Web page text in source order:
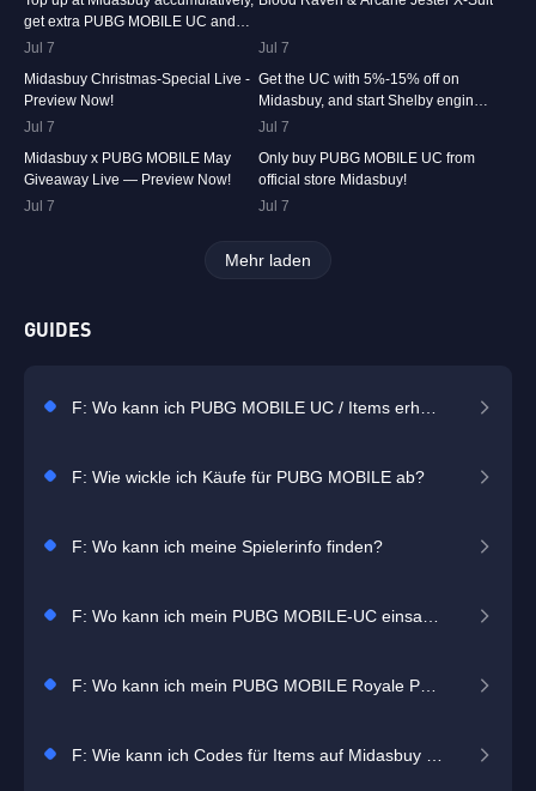
get extra PUBG MOBILE UC and
much more as rewards!
Jul 7 Jul 7
15.4K
Midasbuy Christmas-Special Live -
Preview Now!
Jul 7
13.3K
Get the UC with 5%-15% off on
Midasbuy, and start Shelby engines
in PUBG MOBILE!
Jul 7
8.4K
Midasbuy x PUBG MOBILE May
Giveaway Live — Preview Now!
Jul 7
8.2K
Only buy PUBG MOBILE UC from
official store Midasbuy!
Jul 7
Mehr laden
GUIDES
F: Wie wickle ich Käufe für PUBG MOBILE ab?
F: Wo kann ich meine Spielerinfo finden?